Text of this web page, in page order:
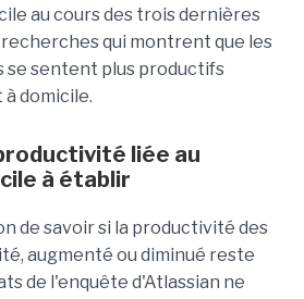
au cours des trois dernières
qui montrent que les
se sentent plus productifs
domicile.
liée au
à établir
de savoir si la productivité des
augmenté ou diminué reste
de l'enquête d'Atlassian ne